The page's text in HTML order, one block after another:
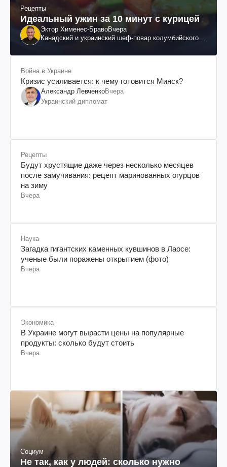
Рецепты
Идеальный ужин за 10 минут с курицей
Эктор Хименес-БравоВчера
Канадский и украинский шеф-повар колумбийского
Война в Украине
Кризис усиливается: к чему готовится Минск?
Александр ЛевченкоВчера
Украинский дипломат
Рецепты
Будут хрустящие даже через несколько месяцев
после замучивания: рецепт маринованных огурцов
на зиму
Вчера
Наука
Загадка гигантских каменных кувшинов в Лаосе:
ученые были поражены открытием (фото)
Вчера
Экономика
В Украине могут вырасти цены на популярные
продукты: сколько будут стоить
Вчера
Социум
Не так, как у людей: сколько нужно